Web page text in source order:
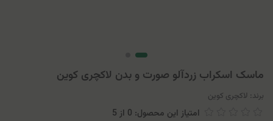
ماسک اسکراب زردآلو صورت و بدن لاکچری کوین
برند: لاکچری کوین
امتیاز این محصول: 0 از 5